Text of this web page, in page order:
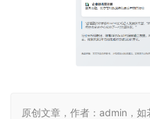
原创文章，作者：admin，如